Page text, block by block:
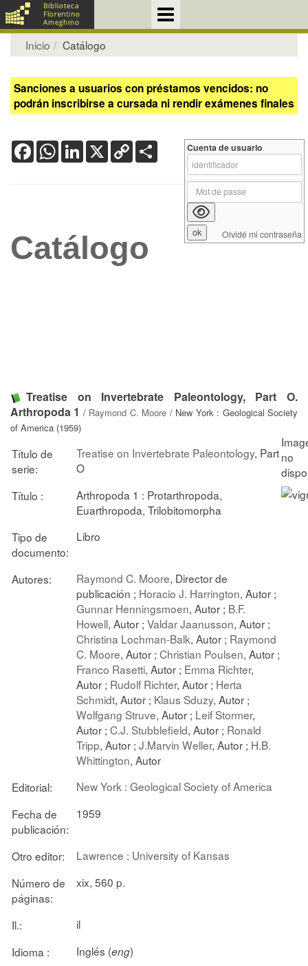
Inicio Catálogo
Sanciones a usuarios con préstamos vencidos: no
podrán inscribirse a cursada ni rendir exámenes finales
FacebookWhatsApp
LinkedIn
X Copy
Link
Catálogo
Treatise on Invertebrate Paleontology, Part O.
Arthropoda 1 / Raymond C. Moore / New York : Geological Society
of America (1959)
Título de
serie:
Treatise on Invertebrate Paleontology, Part
O
Título :
Arthropoda 1 : Protarthropoda,
Euarthropoda, Trilobitomorpha
Tipo de
documento:
Libro
Autores: Raymond C. Moore, Director de
publicación ; Horacio J. Harrington, Autor ;
Gunnar Henningsmoen, Autor ; B.F.
Howell, Autor ; Valdar Jaanusson, Autor ;
Christina Lochman-Balk, Autor ; Raymond
C. Moore, Autor ; Christian Poulsen, Autor ;
Franco Rasetti, Autor ; Emma Richter,
Autor ; Rudolf Richter, Autor ; Herta
Schmidt, Autor ; Klaus Sduzy, Autor ;
Wolfgang Struve, Autor ; Leif Stormer,
Autor ; C.J. Stubblefield, Autor ; Ronald
Tripp, Autor ; J.Marvin Weller, Autor ; H.B.
Whittington, Autor
Editorial:
New York : Geological Society of America
Fecha de
publicación:
1959
Otro editor:
Lawrence : University of Kansas
Número de
páginas:
xix, 560 p.
Il.:
il
Idioma :
Inglés (eng)
Cuenta de usuario
Olvidé mi contraseña